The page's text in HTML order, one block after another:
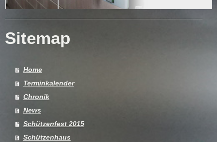
Sitemap
Home
Terminkalender
Chronik
News
Schützenfest 2015
Schützenhaus